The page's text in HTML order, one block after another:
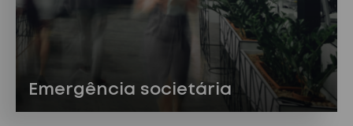
Emergência societária